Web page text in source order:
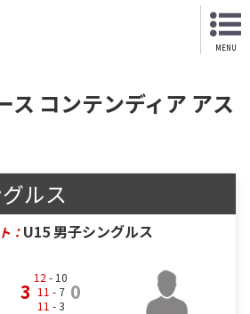
MENU
ス コンテンディア アス
ルス
：U15 男子シングルス
3
12 - 10
11 - 7
11 - 3
0